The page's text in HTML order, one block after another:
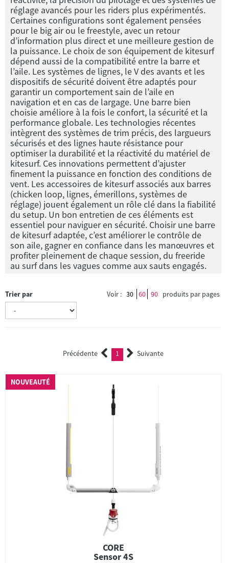
réglage avancés pour les riders plus expérimentés.
Certaines configurations sont également pensées
pour le big air ou le freestyle, avec un retour
d’information plus direct et une meilleure gestion de
la puissance. Le choix de son équipement de kitesurf
dépend aussi de la compatibilité entre la barre et
l’aile. Les systèmes de lignes, le V des avants et les
dispositifs de sécurité doivent être adaptés pour
garantir un comportement sain de l’aile en
navigation et en cas de largage. Une barre bien
choisie améliore à la fois le confort, la sécurité et la
performance globale. Les technologies récentes
intègrent des systèmes de trim précis, des largueurs
sécurisés et des lignes haute résistance pour
optimiser la durabilité et la réactivité du matériel de
kitesurf. Ces innovations permettent d’ajuster
finement la puissance en fonction des conditions de
vent. Les accessoires de kitesurf associés aux barres
(chicken loop, lignes, émerillons, systèmes de
réglage) jouent également un rôle clé dans la fiabilité
du setup. Un bon entretien de ces éléments est
essentiel pour naviguer en sécurité. Choisir une barre
de kitesurf adaptée, c’est améliorer le contrôle de
son aile, gagner en confiance dans les manœuvres et
profiter pleinement de chaque session, du freeride
au surf dans les vagues comme aux sauts engagés.
Trier par Voir : 30 60 90 produits par pages
Précédente 1 (current)Suivante
NOUVEAUTÉ
CORE
Sensor 4S